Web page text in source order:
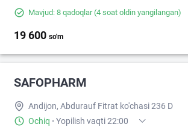
Mavjud: 8 qadoqlar(4 soat oldin yangilangan)
19 600 so'm
SAFOPHARM
Andijon, Abdurauf Fitrat ko'chasi 236 D
Ochiq · Yopilish vaqti 22:00